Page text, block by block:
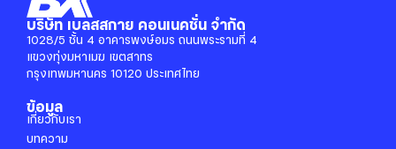
บริษัท เบลสสกาย คอนเนคชั่น จำกัด
1028/5 ชั้น 4 อาคารพงษ์อมร ถนนพระรามที่ 4
แขวงทุ่งมหาเมฆ เขตสาทร
กรุงเทพมหานคร 10120 ประเทศไทย
ข้อมูล
เกี่ยวกับเรา
บทความ